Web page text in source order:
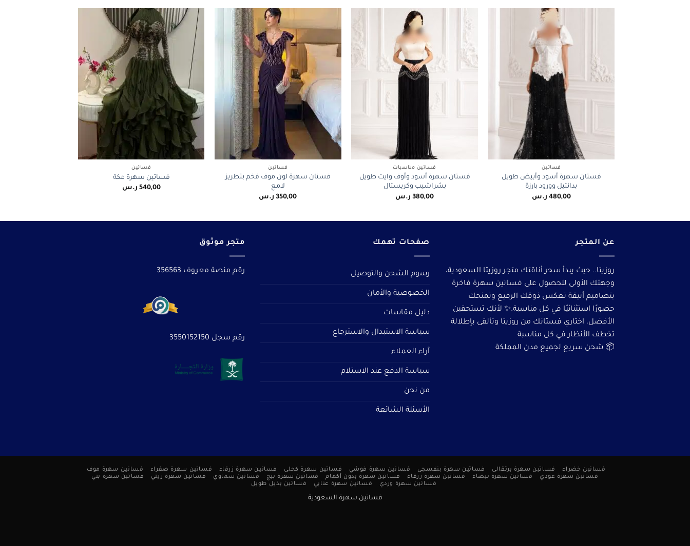
فساتين
فستان سهرة أسود وأبيض طويل
بدانتيل وورود بارزة
480,00 ر.س
فساتين مناسبات
فستان سهرة أسود وأوف وايت طويل
بشراشيب وكريستال
380,00 ر.س
فساتين
فستان سهرة لون موف فخم بتطريز
لامع
350,00 ر.س
فساتين
فساتين سهرة مكة
540,00 ر.س
عن المتجر
روزيتا.. حيث يبدأ سحر أناقتك متجر روزيتا السعودية،
وجهتك الأولى للحصول على فساتين سهرة فاخرة
بتصاميم أنيقة تعكس ذوقك الرفيع وتمنحك
حضورًا استثنائيًا في كل مناسبة.✨ لأنكِ تستحقين
الأفضل، اختاري فستانك من روزيتا وتألقى بإطلالة
تخطف الأنظار في كل مناسبة
📦 شحن سريع لجميع مدن المملكة
صفحات تهمك
رسوم الشحن والتوصيل
الخصوصية والأمان
دليل مقاسات
سياسة الاستبدال والاسترجاع
آراء العملاء
سياسة الدفع عند الاستلام
من نحن
الأسئلة الشائعة
متجر موثوق
رقم منصة معروف 356563
رقم سجل 3550152150
فساتين خضراء فساتين سهرة برتقالى فساتين سهرة بنفسجى فساتين سهرة فوشي فساتين سهرة كحلى فساتين سهرة زرقاء فساتين سهرة صفراء
فساتين سهرة موف
فساتين سهرة عودي
فساتين سهرة بيضاء فساتين سهرة زرقاء فساتين سهرة بدون أكمام فساتين سهرة بيج فساتين سماوي فساتين سهرة زيتي
فساتين سهرة بني
فساتين سهرة وردي
فساتين سهرة عنابي فساتين بذيل طويل
فساتين سهرة السعودية